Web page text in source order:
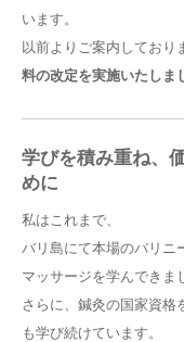
います。
以前よりご案内しており
料の改定を実施いたしま
学びを積み重ね、
めに
私はこれまで、
バリ島にて本場のバリニ
マッサージを学んできま
さらに、鍼灸の国家資格
も学び続けています。